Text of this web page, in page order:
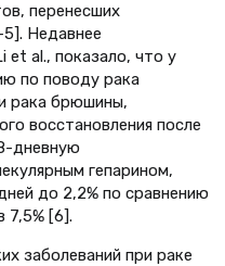
перенесших
Недавнее
et al., показало, что у
по поводу рака
рака брюшины,
восстановления после
дневную
гепарином,
до 2,2% по сравнению
7,5% [6].
заболеваний при раке